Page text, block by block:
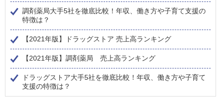
調剤薬局大手5社を徹底比較！年収、働き方や子育て支援の
特徴は？
【2021年版】ドラッグストア 売上高ランキング
【2021年版】調剤薬局 売上高ランキング
ドラッグストア大手5社を徹底比較！年収、働き方や子育て
支援の特徴は？